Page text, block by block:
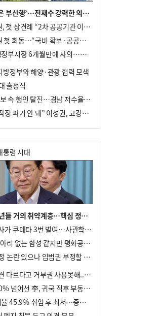
與가 막은 ‘산은 부산행’…전재수 강력한 의지 표명 없인 공염불
전재수·이성권, 첫 상견례 “2차 공공기관 이전 초당 협력”(종합)
전재수·이성권 첫 회동…“국비 확보·공공기관 이전 협력”
김경덕 부산 행정부시장 6개월만에 사의…후임 인선 촉각
방정부와 해양·관광 협력 모색
출정식
열흘째 폭염특보 속 행인 탈진…경남 저수율 평년의 절반
“전임 정책 무작정 파기 안 돼” 이성권, 고강도 ‘전재수 견제’ 예고
통령 시대
이 대통령 "청년들 거의 취약계층…핵심 정책 재편""
이 대통령 "육사가 쿠데타 3번 벌여…사관학교 통합 신속히 추진"
이 대통령, "메아리 없는 함성 같지만 평화공존책 계속해야"
李 “형소법 개정 논란 있으나 입법권 부정할 만큼은 아냐”(종합)
이 대통령 "의견 다르다고 거부권 사용못해.. 입법권 부정할 상황이라 보기 어려워"
부정평가 첫 50% 넘어선 李, 귀국 직후 부동산·증시 점검(종합)
이 대통령 지지율 45.9% 취임 후 최저…증시 폭락·연임 개헌 논란 영향